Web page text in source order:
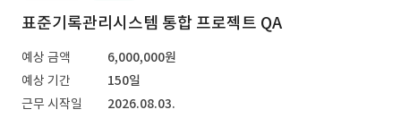
표준기록관리시스템 통합 프로젝트 QA
예상 금액
6,000,000원
예상 기간
150일
근무 시작일
2026.08.03.